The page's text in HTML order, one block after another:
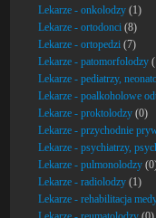
Lekarze - onkolodzy (1)
Lekarze - ortodonci (8)
Lekarze - ortopedzi (7)
Lekarze - patomorfolodzy
Lekarze - pediatrzy,
Lekarze - poalkoholowe
Lekarze - proktolodzy (0)
Lekarze - przychodnie
Lekarze - psychiatrzy,
Lekarze - pulmonolodzy
Lekarze - radiolodzy (1)
Lekarze - rehabilitacja